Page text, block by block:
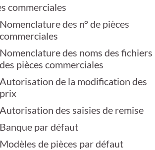
commerciales
Nomenclature des n° de pièces
commerciales
Nomenclature des noms des fichiers
des pièces commerciales
Autorisation de la modification des
prix
Autorisation des saisies de remise
Banque par défaut
Modèles de pièces par défaut